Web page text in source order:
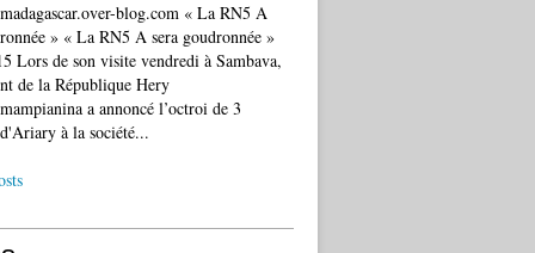
blog.com « La RN5 A
» « La RN5 A sera goudronnée »
Lors de son visite vendredi à Sambava,
de la République Hery
a annoncé l’octroi de 3
à la société...